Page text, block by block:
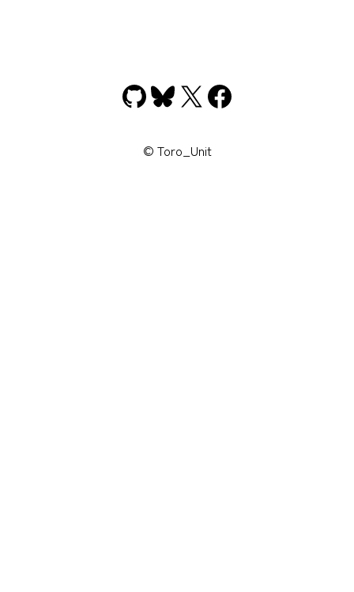
GitHub
Bluesky
X Facebook
© Toro_Unit